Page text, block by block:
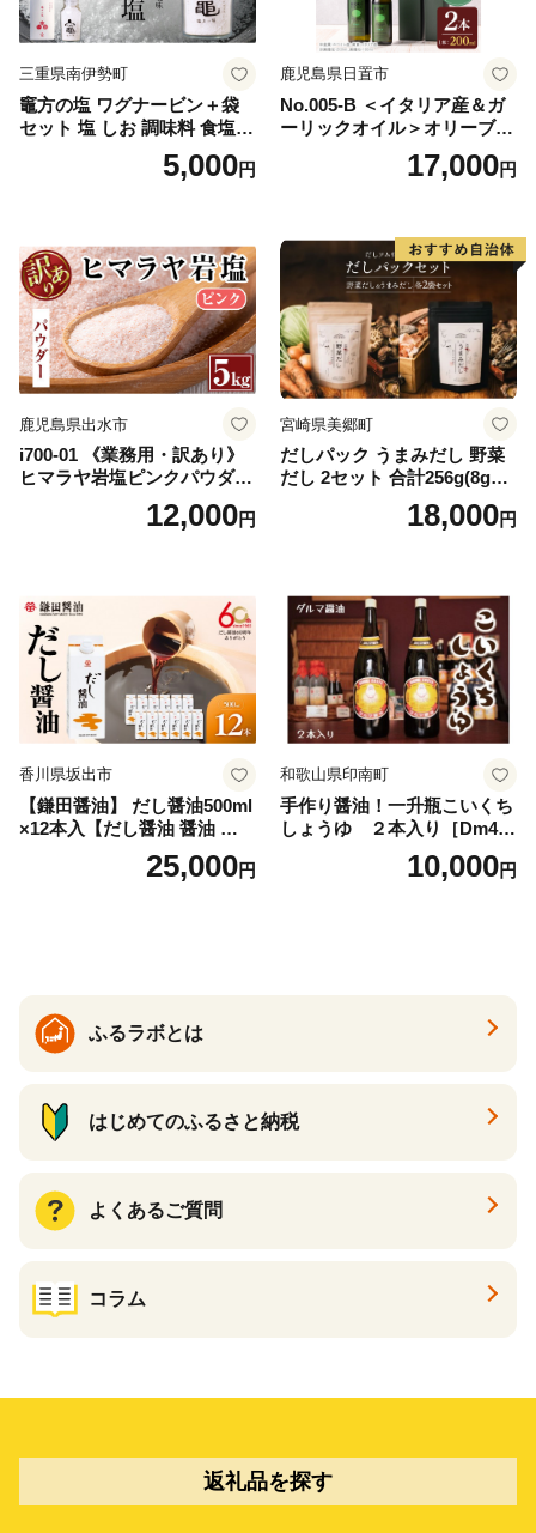
三重県南伊勢町
竈方の塩 ワグナービン＋袋
セット 塩 しお 調味料 食塩
天然 ミネラル 調味料 ソルト
salt 料理 味付 おにぎり 三重
5,000円
鹿児島県日置市
No.005-B ＜イタリア産＆ガ
ーリックオイル＞オリーブオ
イルセット(200ml×2本) 日置
市 特産品 調味料 油 エキスト
ブ】
17,000円
鹿児島県出水市
i700-01 《業務用・訳あり》
ヒマラヤ岩塩ピンクパウダー
タイプ(5kg) 岩塩 塩 調味料
しお 保存料不使用 天然 パウ
ティースマイル】
12,000円
宮崎県美郷町
だしパック うまみだし 野菜
だし 2セット 合計256g(8g×8
パック×2種×2セット) [岡田商
店 宮崎県 美郷町 31ac0069]
18,000円
香川県坂出市
【鎌田醤油】 だし醤油500ml
×12本入【だし醤油 醤油 人気
おすすめ 人気だし醤油 出汁
25,000円
和歌山県印南町
手作り醤油！一升瓶こいくち
しょうゆ ２本入り［Dm4］
｜手作り 醤油 和歌山県 印南
町 一升瓶 こいくちしょうゆ
10,000円
ふるラボとは
はじめてのふるさと納税
よくあるご質問
コラム
返礼品を探す